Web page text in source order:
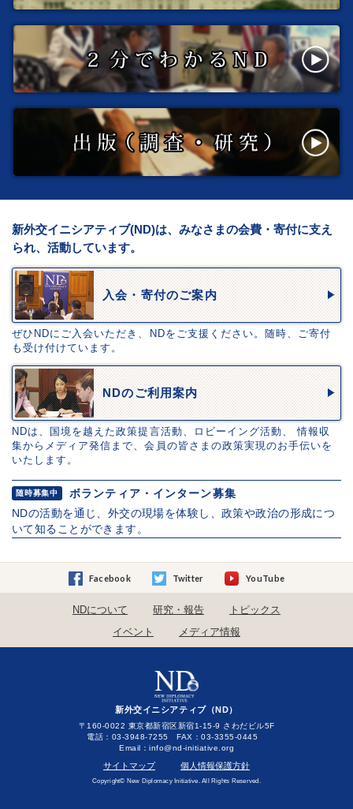
新外交イニシアティブ(ND)は、みなさまの会費・寄付に支え
られ、活動しています。
入会・寄付のご案内
ぜひNDにご入会いただき、NDをご支援ください。随時、ご寄付
も受け付けています。
NDのご利用案内
NDは、国境を越えた政策提言活動、ロビーイング活動、 情報収
集からメディア発信まで、会員の皆さまの政策実現のお手伝いを
いたします。
随時募集中
ボランティア・インターン募集
NDの活動を通じ、外交の現場を体験し、政策や政治の形成につ
いて知ることができます。
Facebook Twitter YouTube
NDについて 研究・報告
トピックス
イベント
メディア情報
新外交イニシアティブ（ND）
〒160-0022 東京都新宿区新宿1-15-9 さわだビル5F
電話：03-3948-7255 FAX：03-3355-0445
Email：
サイトマップ 個人情報保護方針
Copyright© New Diplomacy Initiative. All Rights Reserved.